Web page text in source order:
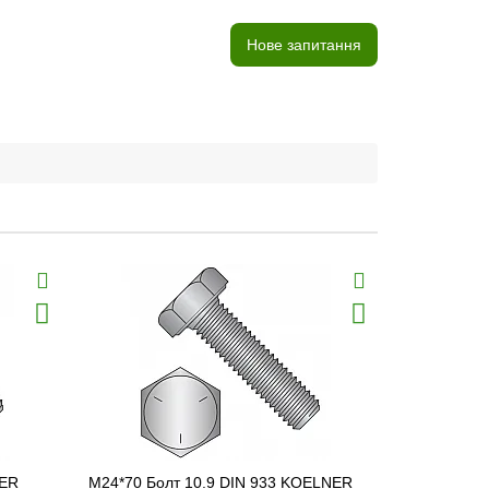
Нове запитання
M24*70 Болт 10.9 DIN 933 KOELNER